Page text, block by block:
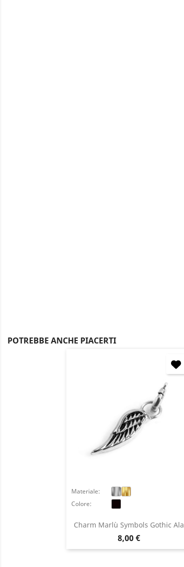
POTREBBE ANCHE PIACERTI
Charm Marlù Symbols Gothic Ala
Prezzo
8,00 €
Materiale:
Colore: